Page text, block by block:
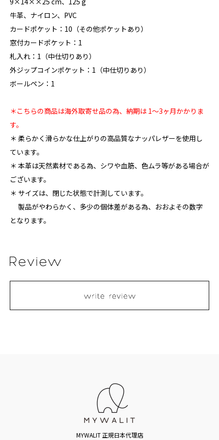
牛革、ナイロン、PVC
カードポケット：10（その他ポケットあり）
窓付カードポケット：1
札入れ：1（中仕切りあり）
外ジップコインポケット：1（中仕切りあり）
ボールペン：1
＊こちらの商品は海外取寄せ品の為、納期は 1〜3ヶ月かかりま
す。
＊ 柔らかく滑らかな仕上がりの高品質なナッパレザーを使用し
ています。
＊ 本革は天然素材である為、シワや血筋、色ムラ等がある場合が
ございます。
＊ サイズは、閉じた状態で計測しています。
製品がやわらかく、多少の個体差がある為、おおよその数字
となります。
MYWALIT 正規日本代理店